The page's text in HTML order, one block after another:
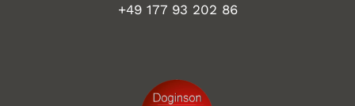
+49 177 93 202 86